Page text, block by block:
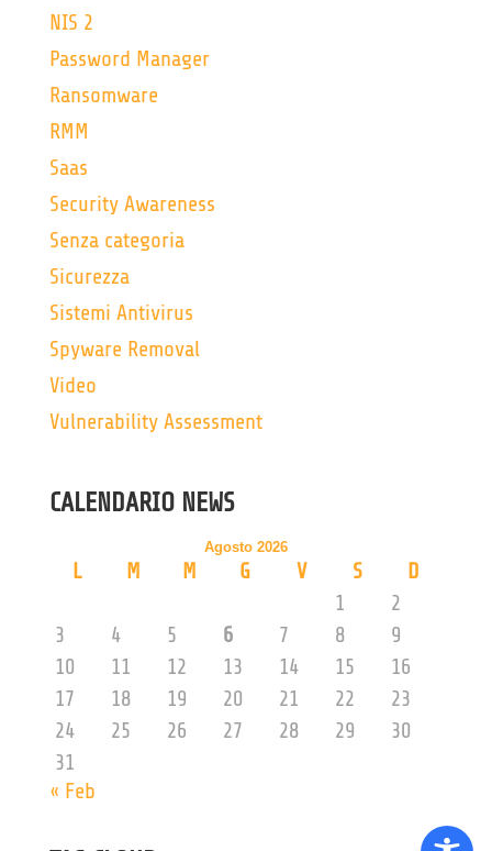
NIS 2
Password Manager
Ransomware
RMM
Saas
Security Awareness
Senza categoria
Sicurezza
Sistemi Antivirus
Spyware Removal
Video
Vulnerability Assessment
CALENDARIO NEWS
Agosto 2026
L M M G V S
D
1
2
3
4 5 6 7 8
9
10
11 12 13 14 15
16
17
18 19 20 21 22
23
24
25 26 27 28 29
30
31
« Feb